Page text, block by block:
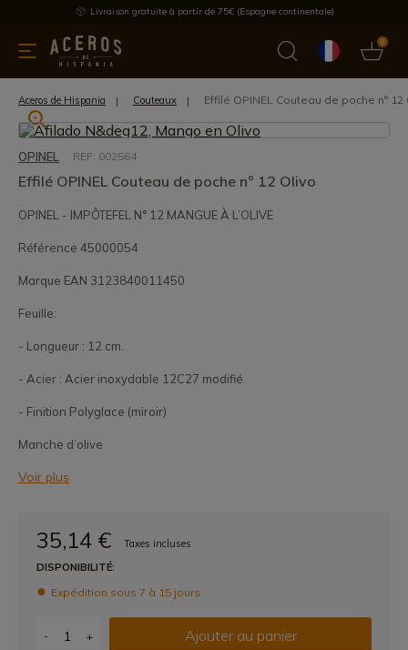
Livraison gratuite à partir de 75€ (Espagne continentale)
0
de cuisine Offre Dernières nouvelles Meilleures ventes
Aceros de Hispania Couteaux Effilé OPINEL Couteau de poche n° 12
OPINEL REF: 002564
Effilé OPINEL Couteau de poche n° 12 Olivo
OPINEL - IMPÔTEFEL N° 12 MANGUE À L’OLIVE
Référence 45000054
Marque EAN 3123840011450
Feuille:
- Longueur : 12 cm.
- Acier : Acier inoxydable 12C27 modifié
- Finition Polyglace (miroir)
Manche d’olive
Voir plus
35,14 €
Taxes incluses
DISPONIBILITÉ:
Expédition sous 7 à 15 jours
- + Ajouter au panier